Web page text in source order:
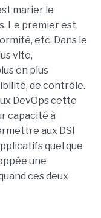
marier le
Le premier est
etc. Dans le
vite,
en plus
de contrôle.
DevOps cette
capacité à
aux DSI
quel que
une
ces deux